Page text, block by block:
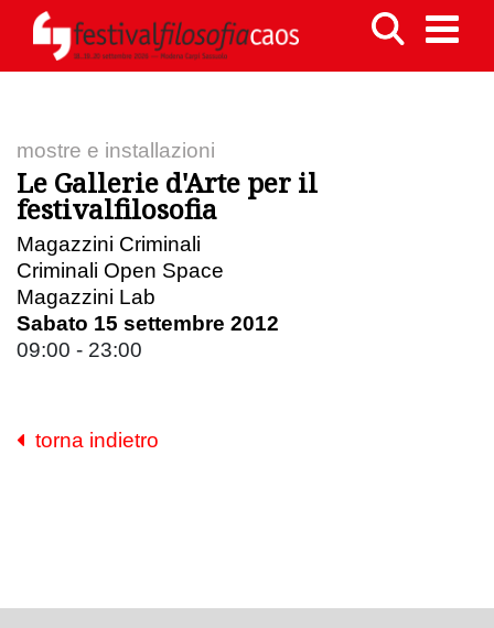
mostre e installazioni
Le Gallerie d'Arte per il
festivalfilosofia
Magazzini Criminali
Criminali Open Space
Magazzini Lab
Sabato 15 settembre 2012
09:00 - 23:00
torna indietro